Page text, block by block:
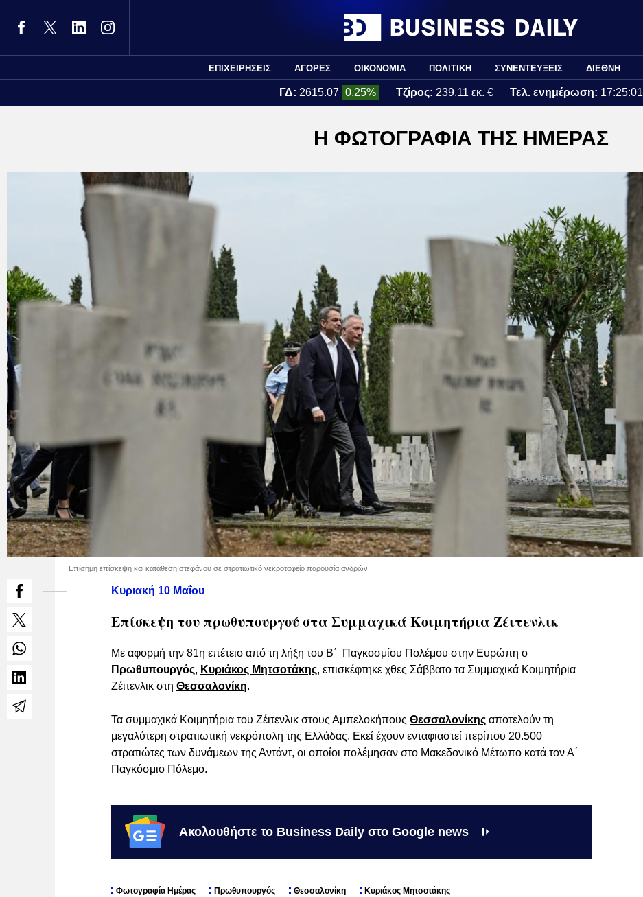
ΕΠΙΧΕΙΡΗΣΕΙΣ ΑΓΟΡΕΣ ΟΙΚΟΝΟΜΙΑ ΠΟΛΙΤΙΚΗ ΣΥΝΕΝΤΕΥΞΕΙΣ ΔΙΕΘΝΗ
ΓΔ: 2615.07 0.25% Τζίρος: 239.11 εκ. € Τελ. ενημέρωση: 17:25:01
Η ΦΩΤΟΓΡΑΦΙΑ ΤΗΣ ΗΜΕΡΑΣ
Επίσημη επίσκεψη και κατάθεση στεφάνου σε στρατιωτικό νεκροταφείο παρουσία ανδρών.
Κυριακή 10 Μαΐου
Επίσκεψη του πρωθυπουργού στα Συμμαχικά Κοιμητήρια Ζέιτενλικ
Με αφορμή την 81η επέτειο από τη λήξη του Β΄ Παγκοσμίου Πολέμου στην Ευρώπη ο
Πρωθυπουργός, Κυριάκος Μητσοτάκης, επισκέφτηκε χθες Σάββατο τα Συμμαχικά Κοιμητήρια
Ζέιτενλικ στη Θεσσαλονίκη.
Τα συμμαχικά Κοιμητήρια του Ζέιτενλικ στους Αμπελοκήπους Θεσσαλονίκης αποτελούν τη
μεγαλύτερη στρατιωτική νεκρόπολη της Ελλάδας. Εκεί έχουν ενταφιαστεί περίπου 20.500
στρατιώτες των δυνάμεων της Αντάντ, οι οποίοι πολέμησαν στο Μακεδονικό Μέτωπο κατά τον Α΄
Παγκόσμιο Πόλεμο.
Ακολουθήστε το Business Daily στο Google news
Φωτογραφία Ημέρας Πρωθυπουργός Θεσσαλονίκη Κυριάκος Μητσοτάκης